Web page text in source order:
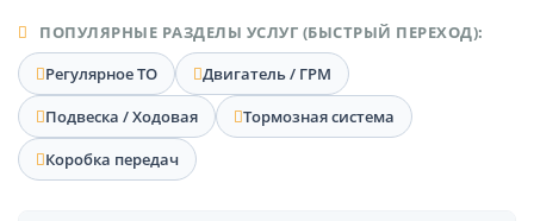
ПОПУЛЯРНЫЕ РАЗДЕЛЫ УСЛУГ (БЫСТРЫЙ ПЕРЕХОД):
Регулярное ТО
Двигатель / ГРМ
Подвеска / Ходовая
Тормозная система
Коробка передач